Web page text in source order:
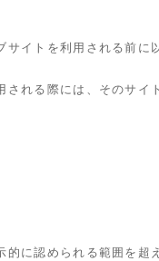
イトを利用される前に
れる際には、そのサイ
的に認められる範囲を超